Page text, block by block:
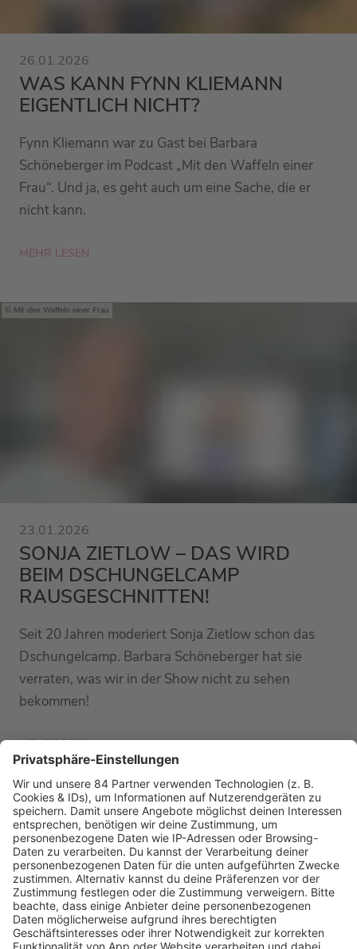
26.01.2026
WAS KANN FYNN KLIEMANN
EIGENTLICH NICHT?
Fynn Kliemann war zu Gast bei Barbara
Schöneberger im Podcast „Mit den Waffeln einer
Frau“. Und ja, es geht auch um eine Sache, die er
nicht kann.
MEHR LESEN
Mit den Waffeln einer Frau
23.01.2026
SONJA ZIETLOW – DAS WIRD
BEIM DSCHUNGELCAMP
RAUSGESCHNITTEN!
Seit 20 Jahren moderiert Sonja Zietlow schon das
Dschungelcamp. Barbara Schöneberger hat sie
verraten, was wir in der Show nicht zu sehen
bekommen!
MEHR LESEN
PODCAST-GÄSTE: MEHR NEWS
HOME
RADIOS